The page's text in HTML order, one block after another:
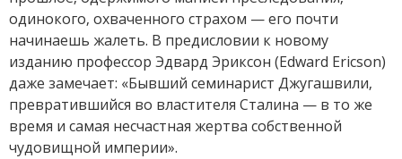
одинокого, охваченного страхом — его почти
начинаешь жалеть. В предисловии к новому
изданию профессор Эдвард Эриксон (Edward Ericson)
даже замечает: «Бывший семинарист Джугашвили,
превратившийся во властителя Сталина — в то же
время и самая несчастная жертва собственной
чудовищной империи».